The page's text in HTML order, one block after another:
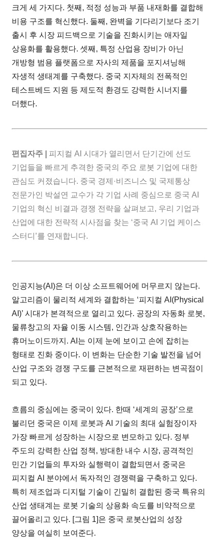
크게 세 가지다. 첫째, 적정 성능과 부품 내재화를 결합해
비용 구조를 혁신했다. 둘째, 완벽을 기다리기보다 조기
출시 후 시장 피드백으로 기술을 진화시키는 애자일
상용화를 활용했다. 셋째, 특정 산업용 장비가 아닌
개방형 범용 플랫폼으로 자사의 제품을 포지셔닝해
자생적 생태계를 구축했다. 중국 지자체의 전폭적인
테스트베드 지원 등 제도적 환경도 강력한 시너지를
더했다.
편집자주 |
피지컬 AI 시대가 열리면서 단기간에 선도
기업들을 빠르게 추격한 중국의 주요 로봇 기업에 대한
관심도 커졌습니다. 중국 경제·비즈니스 및 국제통상
전문가인 박설연 교수가 각 기업 사례 중심으로 중국 AI
기업의 혁신 비결과 경쟁 전략을 살펴보고, 우리 기업과
산업에 대한 전략적 시사점을 찾는 ‘중국 AI 기업 케이스
스터디’를 연재합니다.
인공지능(AI)은 더 이상 소프트웨어에 머무르지 않는다.
알고리즘이 물리적 세계와 결합하는 ‘피지컬 AI(Physical
AI)’ 시대가 본격적으로 열리고 있다. 공장의 자동화 로봇,
물류창고의 자율 이동 시스템, 인간과 상호작용하는
휴머노이드까지. AI는 이제 눈에 보이고 손에 잡히는
형태로 진화 중이다. 이 변화는 단순한 기술 발전을 넘어
산업 구조와 경쟁 구도를 근본적으로 재편하는 변곡점이
되고 있다.
흐름의 중심에는 중국이 있다. 한때 ‘세계의 공장’으로
불리던 중국은 이제 로봇과 AI 기술의 최대 실험장이자
가장 빠르게 성장하는 시장으로 변모하고 있다. 정부
주도의 강력한 산업 정책, 방대한 내수 시장, 공격적인
민간 기업들의 투자와 실행력이 결합되면서 중국은
피지컬 AI 분야에서 독자적인 경쟁력을 구축하고 있다.
특히 제조업과 디지털 기술이 긴밀히 결합된 중국 특유의
산업 생태계는 로봇 기술의 상용화 속도를 비약적으로
끌어올리고 있다. [그림 1]은 중국 로봇산업의 성장
양상을 여실히 보여준다.